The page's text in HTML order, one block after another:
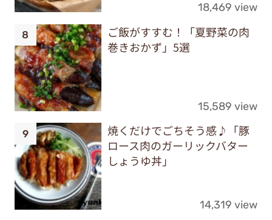
18,469 view
ご飯がすすむ！「夏野菜の肉
巻きおかず」5選
15,589 view
焼くだけでごちそう感♪「豚
ロース肉のガーリックバター
しょうゆ丼」
14,319 view